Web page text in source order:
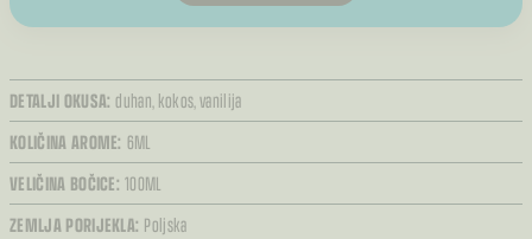
DETALJI OKUSA: duhan,kokos,vanilija
KOLIČINA AROME: 6ML
VELIČINA BOČICE: 100ML
ZEMLJA PORIJEKLA: Poljska